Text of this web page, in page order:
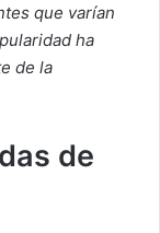
que varían
ha
de la
de